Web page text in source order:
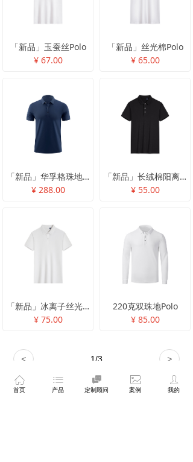
「新品」玉蚕丝Polo
¥ 67.00
「新品」丝光棉Polo
¥ 65.00
「新品」华孚格珠地Polo
¥ 288.00
「新品」长绒棉阳离子Polo
¥ 55.00
「新品」冰离子丝光棉Polo
¥ 75.00
220克双珠地Polo
¥ 85.00
< >
1/3
我们的产品有什么优势
ꀇ
首页
ꂇ
产品

定制顾问
ꂈ
案例
ꄑ
我的